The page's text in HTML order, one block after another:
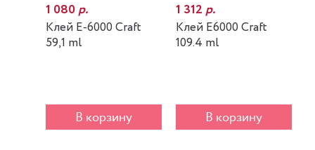
1 080р.
Клей E-6000 Craft
59,1 ml
В корзину
1 312р.
Клей E6000 Craft
109.4 ml
В корзину